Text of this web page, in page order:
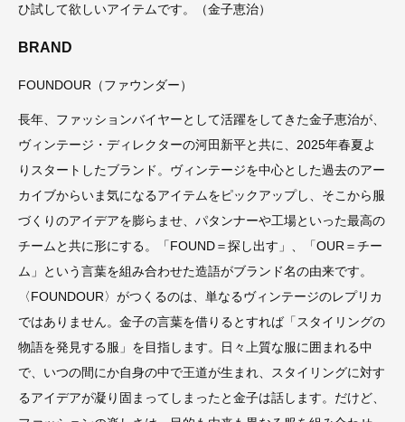
ひ試して欲しいアイテムです。（金子恵治）
BRAND
FOUNDOUR（ファウンダー）
長年、ファッションバイヤーとして活躍をしてきた金子恵治が、
ヴィンテージ・ディレクターの河田新平と共に、2025年春夏よ
りスタートしたブランド。ヴィンテージを中心とした過去のアー
カイブからいま気になるアイテムをピックアップし、そこから服
づくりのアイデアを膨らませ、パタンナーや工場といった最高の
チームと共に形にする。「FOUND＝探し出す」、「OUR＝チー
ム」という言葉を組み合わせた造語がブランド名の由来です。
〈FOUNDOUR〉がつくるのは、単なるヴィンテージのレプリカ
ではありません。金子の言葉を借りるとすれば「スタイリングの
物語を発見する服」を目指します。日々上質な服に囲まれる中
で、いつの間にか自身の中で王道が生まれ、スタイリングに対す
るアイデアが凝り固まってしまったと金子は話します。だけど、